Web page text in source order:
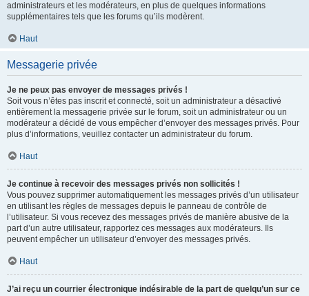
administrateurs et les modérateurs, en plus de quelques informations
supplémentaires tels que les forums qu’ils modèrent.
Haut
Messagerie privée
Je ne peux pas envoyer de messages privés !
Soit vous n’êtes pas inscrit et connecté, soit un administrateur a désactivé
entièrement la messagerie privée sur le forum, soit un administrateur ou un
modérateur a décidé de vous empêcher d’envoyer des messages privés. Pour
plus d’informations, veuillez contacter un administrateur du forum.
Haut
Je continue à recevoir des messages privés non sollicités !
Vous pouvez supprimer automatiquement les messages privés d’un utilisateur
en utilisant les règles de messages depuis le panneau de contrôle de
l’utilisateur. Si vous recevez des messages privés de manière abusive de la
part d’un autre utilisateur, rapportez ces messages aux modérateurs. Ils
peuvent empêcher un utilisateur d’envoyer des messages privés.
Haut
J’ai reçu un courrier électronique indésirable de la part de quelqu’un sur ce